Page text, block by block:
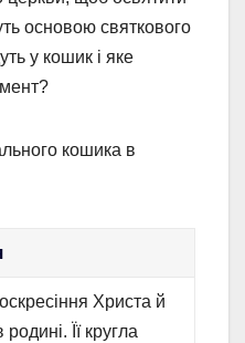
основою святкового
у кошик і яке
кошика в
Христа й
родині. Її кругла